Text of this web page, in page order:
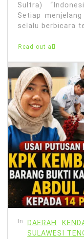
Sultra)
Setiap
selalu berbicara
Read out all
In DAERAH
SULAWESI